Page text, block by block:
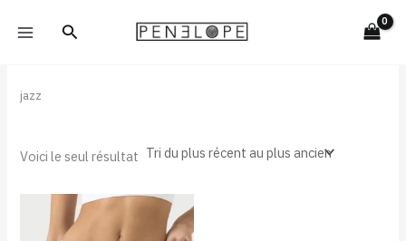
Rechercher
jazz
Voici le seul résultat